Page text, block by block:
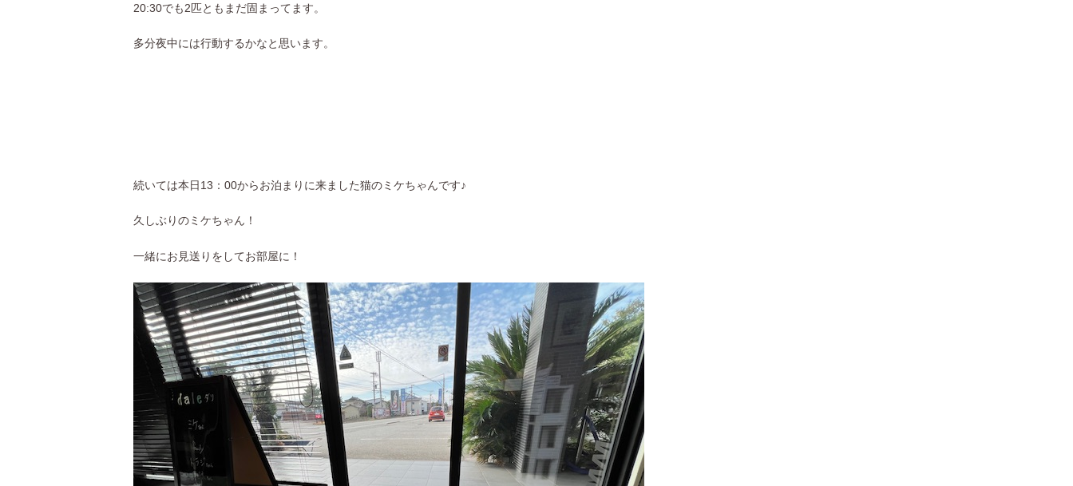
20:30でも2匹ともまだ固まってます。
多分夜中には行動するかなと思います。
続いては本日13：00からお泊まりに来ました猫のミケちゃんです♪
久しぶりのミケちゃん！
一緒にお見送りをしてお部屋に！